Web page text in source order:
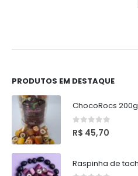
PRODUTOS EM DESTAQUE
ChocoRocs 200g
0 de 5
R$ 45,70
Raspinha de